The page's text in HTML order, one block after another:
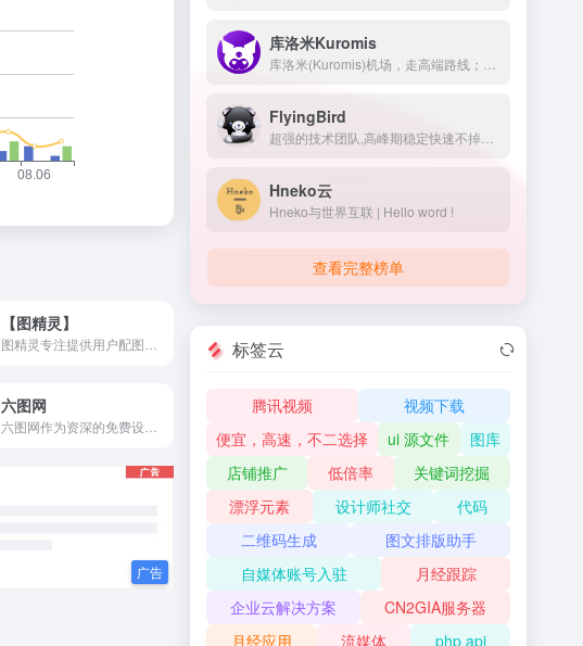
【图精灵】
六图网
库洛米Kuromis
FlyingBird
Hneko云
Hneko与世界互联 | Hello word !
查看完整榜单
标签云
腾讯视频
视频下载
便宜，高速，不二选择
ui 源文件
图库
店铺推广
低倍率
关键词挖掘
漂浮元素
设计师社交
代码
二维码生成
图文排版助手
自媒体账号入驻
月经跟踪
企业云解决方案
CN2GIA服务器
月经应用
流媒体 php api